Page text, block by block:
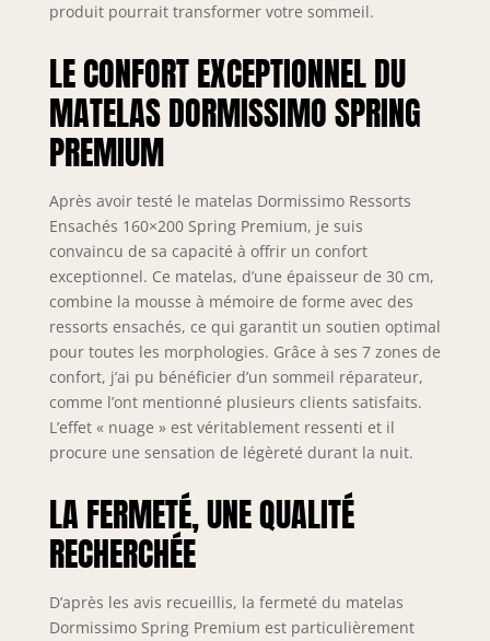
produit pourrait transformer votre sommeil.
LE CONFORT EXCEPTIONNEL DU
MATELAS DORMISSIMO SPRING
PREMIUM
Après avoir testé le matelas Dormissimo Ressorts
Ensachés 160×200 Spring Premium, je suis
convaincu de sa capacité à offrir un confort
exceptionnel. Ce matelas, d’une épaisseur de 30 cm,
combine la mousse à mémoire de forme avec des
ressorts ensachés, ce qui garantit un soutien optimal
pour toutes les morphologies. Grâce à ses 7 zones de
confort, j’ai pu bénéficier d’un sommeil réparateur,
comme l’ont mentionné plusieurs clients satisfaits.
L’effet « nuage » est véritablement ressenti et il
procure une sensation de légèreté durant la nuit.
LA FERMETÉ, UNE QUALITÉ
RECHERCHÉE
D’après les avis recueillis, la fermeté du matelas
Dormissimo Spring Premium est particulièrement